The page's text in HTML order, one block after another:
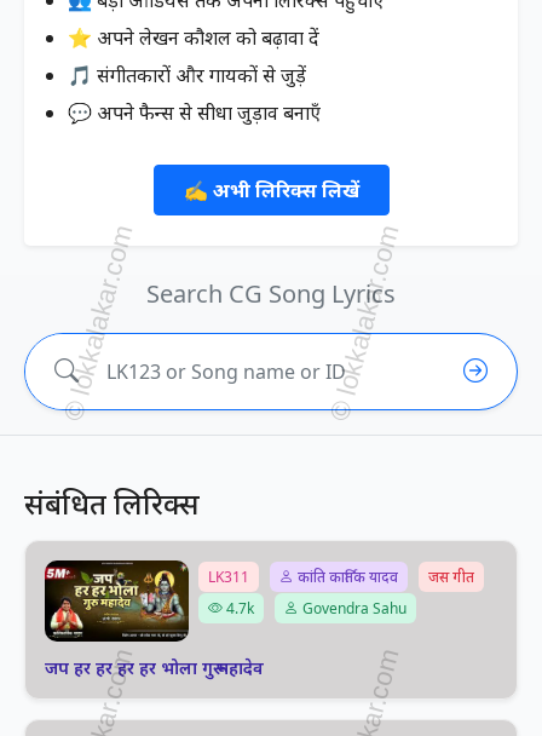
⭐ अपने लेखन कौशल को बढ़ावा दें
🎵 संगीतकारों और गायकों से जुड़ें
💬 अपने फैन्स से सीधा जुड़ाव बनाएँ
✍️ अभी लिरिक्स लिखें
Search CG Song Lyrics
संबंधित लिरिक्स
LK311 कांति कार्तिक यादव
जस गीत
4.7k
Govendra Sahu
जप हर हर हर हर भोला गुरू महादेव